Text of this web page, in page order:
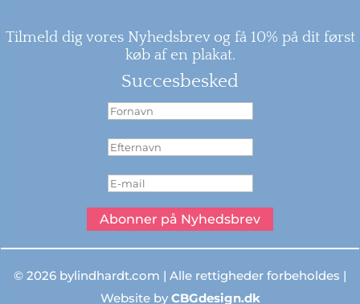
Tilmeld dig vores Nyhedsbrev og få 10% på dit først
køb af en plakat.
Succesbesked
Abonner på Nyhedsbrev
© 2026 bylindhardt.com | Alle rettigheder forbeholdes |
Website byCBGdesign.dk